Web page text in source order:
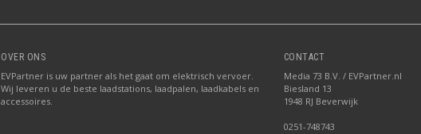
OVER ONS
EVPartner is uw partner als het gaat om elektrisch vervoer.
Wij leveren u de beste laadstations, laadpalen, laadkabels en
accessoires.
CONTACT
Media 73 B.V. / EVPartner.nl
Biesland 13
1948 RJ Beverwijk
0251-748743